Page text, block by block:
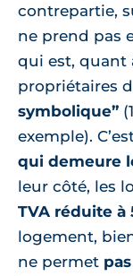
contrepartie,
ne prend pas
qui est, quant
propriétaires
symbolique”
exemple).
qui demeure
leur côté, les
TVA réduite à
logement,
ne permet